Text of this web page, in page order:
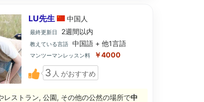
LU先生 中国 人
最終更新日 2週間以内
教えている言語 中国語 + 他1言語
マンツーマンレッスン料 ￥4000
3 人 がおすすめ
レストラン, 公園, その他の公然の場所で中